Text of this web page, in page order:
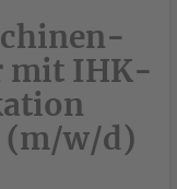
mit IHK-
(m/w/d)